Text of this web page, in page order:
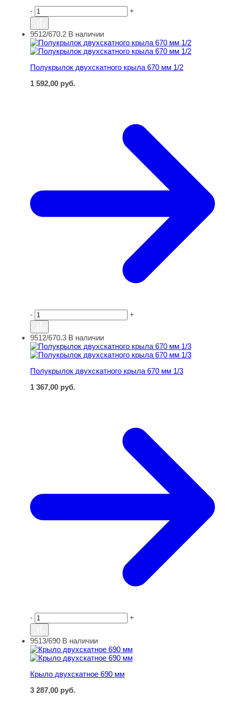
- +
Полукрылок двухскатного крыла 670 мм 1/2
9512/670.2 В наличии
Полукрылок двухскатного крыла 670 мм 1/2
1 592,00 руб.
- +
Полукрылок двухскатного крыла 670 мм 1/3
9512/670.3 В наличии
Полукрылок двухскатного крыла 670 мм 1/3
1 367,00 руб.
- +
Крыло двухскатное 690 мм
9513/690 В наличии
Крыло двухскатное 690 мм
3 287,00 руб.